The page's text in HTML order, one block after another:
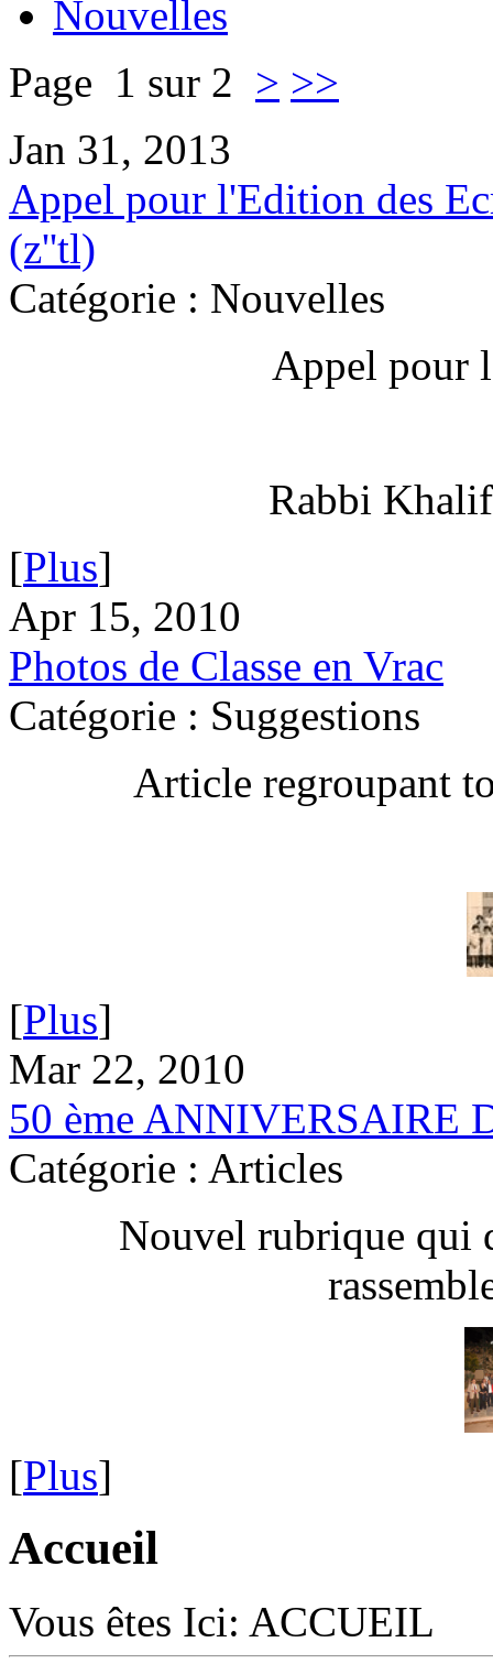
Nouvelles
Page 1 sur 2 > >>
Jan 31, 2013
Appel pour l'Edition des
(z''tl)
Catégorie : Nouvelles
Appel pour
Rabbi
[Plus]
Apr 15, 2010
Photos de Classe en Vrac
Catégorie : Suggestions
Article regroupant
[Plus]
Mar 22, 2010
50 ème ANNIVERSAIRE
Catégorie : Articles
Nouvel rubrique qui
[Plus]
Accueil
Vous êtes Ici: ACCUEIL